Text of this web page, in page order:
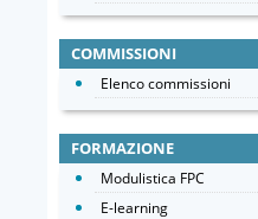
COMMISSIONI
Elenco commissioni
FORMAZIONE
Modulistica FPC
E-learning